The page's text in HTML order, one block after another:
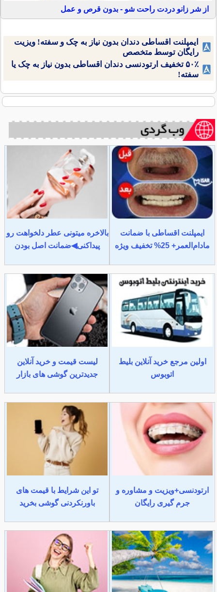
از شر زانو دردت راحت شو - بدون قرص و عمل
ایمپلنت اقساطی دندان بدون نیاز به چک و سفته! ویزیت
رایگان توسط متخصص
۵۰٪ تخفیف ارتودنسی دندان اقساطی بدون نیاز به چک یا
سفته!
ایمپلنت اقساطی با ضمانت
مادام‌العمر+ 25% تخفیف ویژه
بالاخره میتونی عطر دلخواهت رو
پیداکنی◀ضمانت اصل بودن
اولین مرجع خرید آنلاین بلیط
اتوبوس
لیست قیمت و خرید آنلاین
جدیدترین گوشی های بازار
ارتودنسی+ویزیت و مشاوره و
جرم گیری رایگان
تو این شرایط با قیمت های
باورنکردنی گوشی بخرید